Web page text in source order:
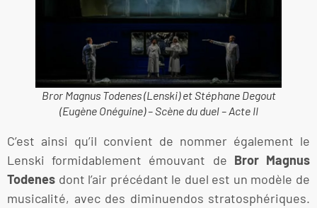
Bror Magnus Todenes (Lenski) et Stéphane Degout
(Eugène Onéguine) – Scène du duel – Acte II
C’est ainsi qu’il convient de nommer également le
Lenski formidablement émouvant de Bror Magnus
Todenes dont l’air précédant le duel est un modèle de
musicalité, avec des diminuendos stratosphériques.